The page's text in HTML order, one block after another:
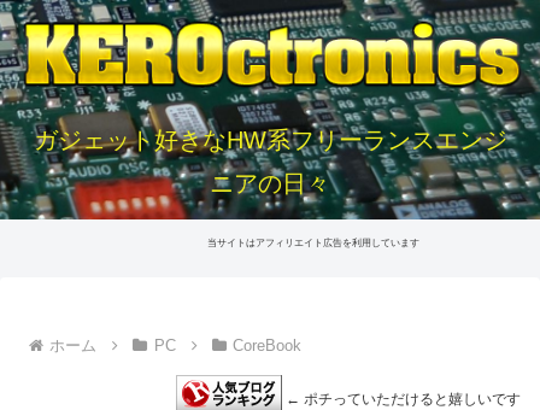
ガジェット好きなHW系フリーランスエンジ
ニアの日々
当サイトはアフィリエイト広告を利用しています
ホーム PC CoreBook
← ポチっていただけると嬉しいです